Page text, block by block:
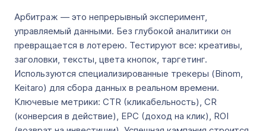
Арбитраж — это непрерывный эксперимент,
управляемый данными. Без глубокой аналитики он
превращается в лотерею. Тестируют все: креативы,
заголовки, тексты, цвета кнопок, таргетинг.
Используются специализированные трекеры (Binom,
Keitaro) для сбора данных в реальном времени.
Ключевые метрики: CTR (кликабельность), CR
(конверсия в действие), EPC (доход на клик), ROI